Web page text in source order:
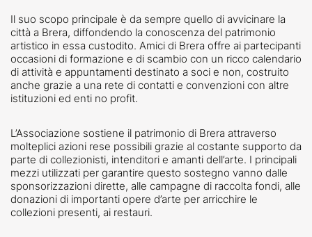
Il suo scopo principale è da sempre quello di avvicinare la
città a Brera, diffondendo la conoscenza del patrimonio
artistico in essa custodito. Amici di Brera offre ai partecipanti
occasioni di formazione e di scambio con un ricco calendario
di attività e appuntamenti destinato a soci e non, costruito
anche grazie a una rete di contatti e convenzioni con altre
istituzioni ed enti no profit.
L’Associazione sostiene il patrimonio di Brera attraverso
molteplici azioni rese possibili grazie al costante supporto da
parte di collezionisti, intenditori e amanti dell’arte. I principali
mezzi utilizzati per garantire questo sostegno vanno dalle
sponsorizzazioni dirette, alle campagne di raccolta fondi, alle
donazioni di importanti opere d’arte per arricchire le
collezioni presenti, ai restauri.